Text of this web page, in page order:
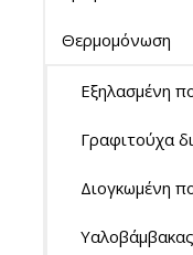
Θερμομόνωση
Εξηλασμένη
Γραφιτούχα
Διογκωμένη
Υαλοβάμβακας